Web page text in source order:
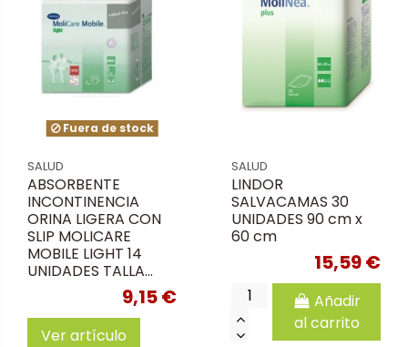
Fuera de stock
SALUD
ABSORBENTE
INCONTINENCIA
ORINA LIGERA CON
SLIP MOLICARE
MOBILE LIGHT 14
UNIDADES TALLA...
9,15 €
Ver artículo
SALUD
LINDOR
SALVACAMAS 30
UNIDADES 90 cm x
60 cm
15,59 €
Añadir
al carrito